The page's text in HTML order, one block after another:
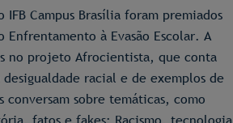
Campus Brasília foram premiados
à Evasão Escolar. A
no projeto Afrocientista, que conta
racial e de exemplos de
sobre temáticas, como